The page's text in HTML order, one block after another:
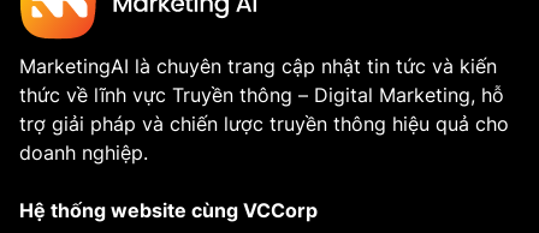
MarketingAI là chuyên trang cập nhật tin tức và kiến
thức về lĩnh vực Truyền thông – Digital Marketing, hỗ
trợ giải pháp và chiến lược truyền thông hiệu quả cho
doanh nghiệp.
Hệ thống website cùng VCCorp